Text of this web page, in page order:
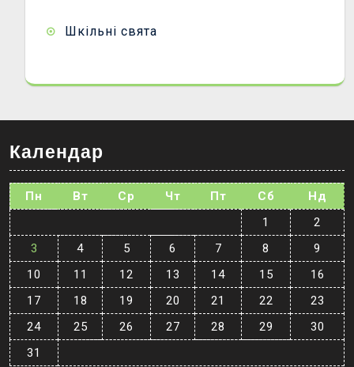
Шкільні свята
Календар
Пн Вт Ср Чт Пт Сб
Нд
1
2
3
4 5 6 7 8
9
10
11 12 13 14 15
16
17
18 19 20 21 22
23
24
25 26 27 28 29
30
31